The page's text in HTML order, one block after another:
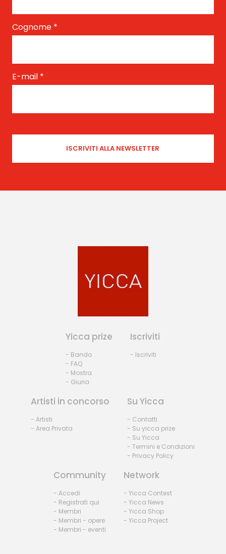
Cognome *
E-mail *
Yicca prize
- Bando
- FAQ
- Mostra
- Giuria
Iscriviti
- Iscriviti
Artisti in concorso
- Artisti
- Area Privata
Su Yicca
- Contatti
- Su yicca prize
- Su Yicca
- Termini e Condizioni
- Privacy Policy
Community
- Accedi
- Registrati qui
- Membri
- Membri - opere
- Membri - eventi
Network
- Yicca Contest
- Yicca News
- Yicca Shop
- Yicca Project